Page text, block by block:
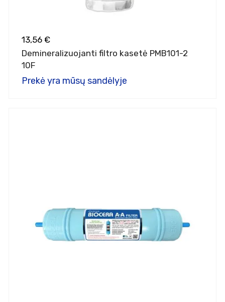
13,56 €
Demineralizuojanti filtro kasetė PMB101-2
10F
Prekė yra mūsų sandėlyje